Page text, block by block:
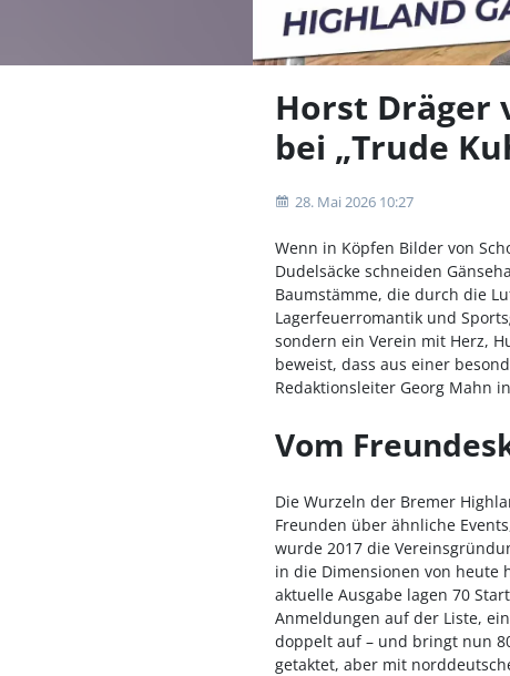
Horst Dräger
bei „Trude
28. Mai 2026 10:27
Wenn in Köpfen Bilder von
Dudelsäcke schneiden
Baumstämme, die durch die
Lagerfeuerromantik und
sondern ein Verein mit Herz,
beweist, dass aus einer
Redaktionsleiter Georg Mahn
Vom
Die Wurzeln der Bremer
Freunden über ähnliche
wurde 2017 die
in die Dimensionen von heute
aktuelle Ausgabe lagen 70
Anmeldungen auf der Liste,
doppelt auf – und bringt nun
getaktet, aber mit